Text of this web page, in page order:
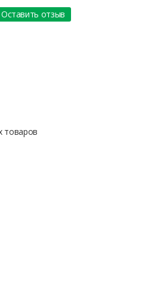
Оставить отзыв
товаров